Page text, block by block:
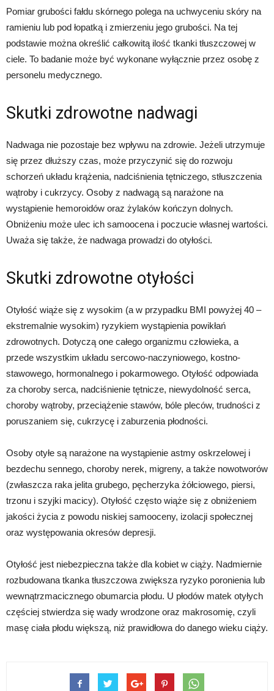
Pomiar grubości fałdu skórnego polega na uchwyceniu skóry na
ramieniu lub pod łopatką i zmierzeniu jego grubości. Na tej
podstawie można określić całkowitą ilość tkanki tłuszczowej w
ciele. To badanie może być wykonane wyłącznie przez osobę z
personelu medycznego.
Skutki zdrowotne nadwagi
Nadwaga nie pozostaje bez wpływu na zdrowie. Jeżeli utrzymuje
się przez dłuższy czas, może przyczynić się do rozwoju
schorzeń układu krążenia, nadciśnienia tętniczego, stłuszczenia
wątroby i cukrzycy. Osoby z nadwagą są narażone na
wystąpienie hemoroidów oraz żylaków kończyn dolnych.
Obniżeniu może ulec ich samoocena i poczucie własnej wartości.
Uważa się także, że nadwaga prowadzi do otyłości.
Skutki zdrowotne otyłości
Otyłość wiąże się z wysokim (a w przypadku BMI powyżej 40 –
ekstremalnie wysokim) ryzykiem wystąpienia powikłań
zdrowotnych. Dotyczą one całego organizmu człowieka, a
przede wszystkim układu sercowo-naczyniowego, kostno-
stawowego, hormonalnego i pokarmowego. Otyłość odpowiada
za choroby serca, nadciśnienie tętnicze, niewydolność serca,
choroby wątroby, przeciążenie stawów, bóle pleców, trudności z
poruszaniem się, cukrzycę i zaburzenia płodności.
Osoby otyłe są narażone na wystąpienie astmy oskrzelowej i
bezdechu sennego, choroby nerek, migreny, a także nowotworów
(zwłaszcza raka jelita grubego, pęcherzyka żółciowego, piersi,
trzonu i szyjki macicy). Otyłość często wiąże się z obniżeniem
jakości życia z powodu niskiej samooceny, izolacji społecznej
oraz występowania okresów depresji.
Otyłość jest niebezpieczna także dla kobiet w ciąży. Nadmiernie
rozbudowana tkanka tłuszczowa zwiększa ryzyko poronienia lub
wewnątrzmacicznego obumarcia płodu. U płodów matek otyłych
częściej stwierdza się wady wrodzone oraz makrosomię, czyli
masę ciała płodu większą, niż prawidłowa do danego wieku ciąży.